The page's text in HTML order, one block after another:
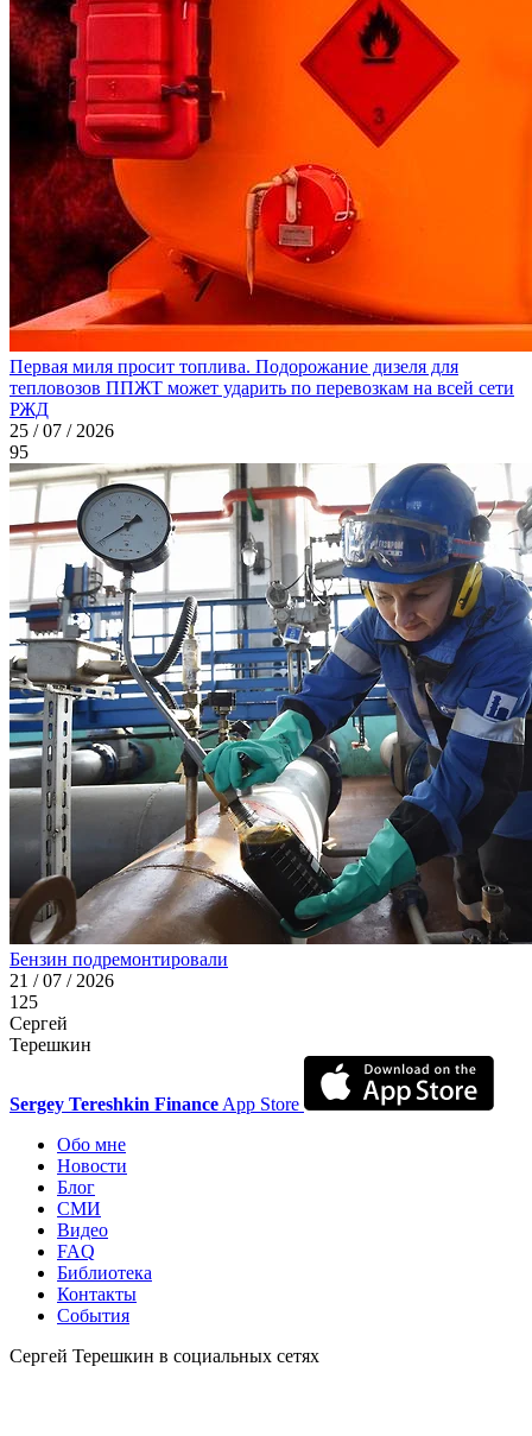
Первая миля просит топлива. Подорожание дизеля для
тепловозов ППЖТ может ударить по перевозкам на всей сети
РЖД
25 / 07 / 2026
95
Бензин подремонтировали
21 / 07 / 2026
125
Сергей
Терешкин
Sergey Tereshkin Finance App Store
Обо мне
Новости
Блог
СМИ
Видео
FAQ
Библиотека
Контакты
События
Сергей Терешкин в социальных сетях